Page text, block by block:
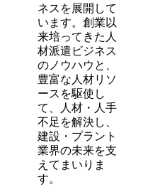
ネスを展開して
います。創業以
来培ってきた人
材派遣ビジネス
のノウハウと、
豊富な人材リソ
ースを駆使し
て、人材・人手
不足を解決し、
建設・プラント
業界の未来を支
えてまいりま
す。